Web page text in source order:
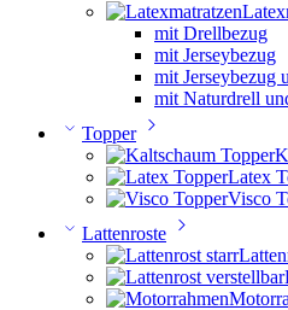
mit Drellbezug
mit Jerseybezug
mit Jerseybezug
mit Naturdrell
Topper
Latex
Visco
Lattenroste